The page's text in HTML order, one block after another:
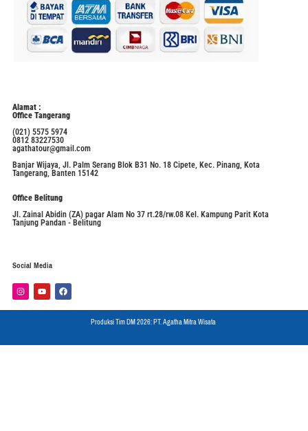
Alamat :
Office Tangerang
(021) 5575 5974
0812 83227530
agathatour@gmail.com
Banjar Wijaya, Jl. Palm Serang Blok B31 No. 18 Cipete, Kec. Pinang, Kota
Tangerang, Banten 15142
Office Belitung
Jl. Zainal Abidin (ZA) pagar Alam No 37 rt.28/rw.08 Kel. Kampung Parit Kota
Tanjung Pandan - Belitung
Social Media
Produksi Tim DM 2026: PT. Agatha Mitra Wisata